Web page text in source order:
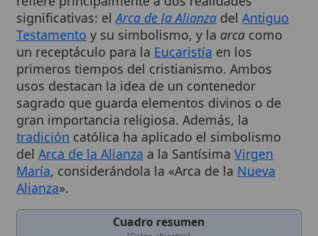
Testamentoy su simbolismo, y laarcacomo
un receptáculo para laEucaristíaen los
primeros tiempos del cristianismo. Ambos
usos destacan la idea de un contenedor
sagrado que guarda elementos divinos o de
gran importancia religiosa. Además, la
tradicióncatólica ha aplicado el simbolismo
delArca de la Alianza a la Santísima
Virgen
María , considerándola la «Arca de laNueva
Alianza».
Cuadro resumen
Nombre
Arca
Término